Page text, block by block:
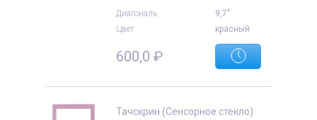
Диагональ
9,7"
Цвет
красный
600,0 ₽
Тачскрин (Сенсорное стекло)